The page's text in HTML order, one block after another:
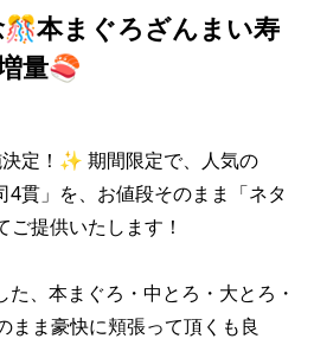
ンス
ト
プ
ト（ご来店の方）
ー
本まぐろざんまい寿
量🍣
定！✨ 期間限定で、人気の
4貫」を、お値段そのまま「ネタ
ご提供いたします！
、本まぐろ・中とろ・大とろ・
まま豪快に頬張って頂くも良